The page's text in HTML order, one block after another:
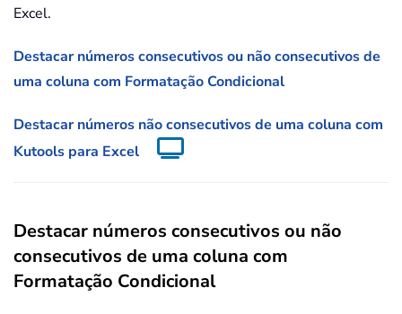
Excel.
Destacar números consecutivos ou não consecutivos de
uma coluna com Formatação Condicional
Destacar números não consecutivos de uma coluna com
Kutools para Excel
Destacar números consecutivos ou não
consecutivos de uma coluna com
Formatação Condicional